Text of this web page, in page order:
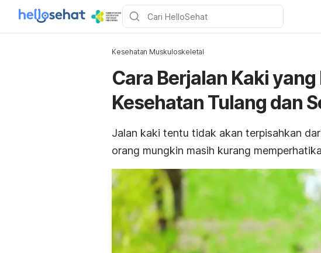
Kesehatan Muskuloskeletal
Cara Berjalan Kaki
Kesehatan Tulang dan
Jalan kaki tentu tidak akan terpisahkan
orang mungkin masih kurang